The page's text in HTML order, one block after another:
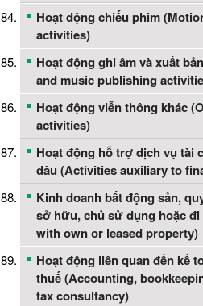
Hoạt động chiếu phim
activities)
Hoạt động ghi âm và xuất
and music publishing
Hoạt động viễn thông khác
activities)
Hoạt động hỗ trợ dịch vụ tài
đâu (Activities auxiliary to
Kinh doanh bất động sản,
sở hữu, chủ sử dụng hoặc
with own or leased property)
Hoạt động liên quan đến kế
thuế (Accounting,
tax consultancy)